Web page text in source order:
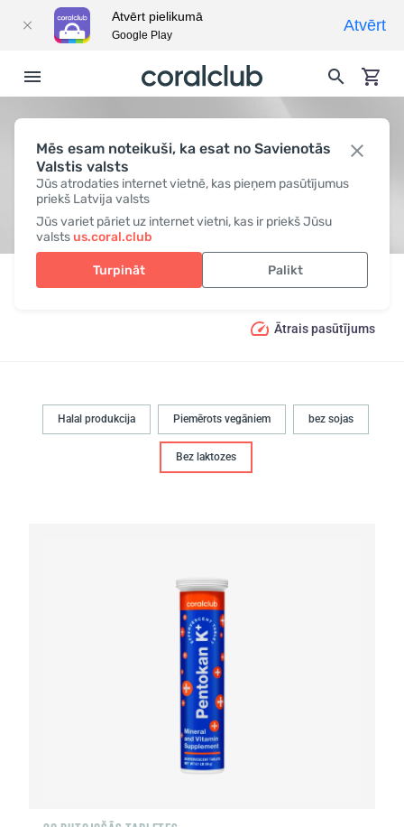
Mēs esam noteikuši, ka esat no Savienotās
Valstis valsts
Jūs atrodaties internet vietnē, kas pieņem pasūtījumus
priekš Latvija valsts
Jūs variet pāriet uz internet vietni, kas ir priekš Jūsu
valstsus.coral.club
Turpināt Palikt
BEZ LAKTOZES
Produkcija Īpaša diēta Bez laktozes
Ātrais pasūtījums
Halal produkcija Piemērots vegāniem bez sojas
Bez laktozes
Atvērt pielikumā
Google Play
Atvērt